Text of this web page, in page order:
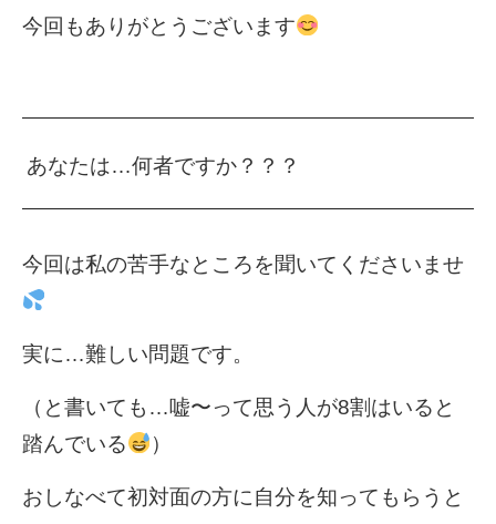
今回もありがとうございます
あなたは…何者ですか？？？
今回は私の苦手なところを聞いてくださいませ
実に…難しい問題です。
（と書いても…嘘〜って思う人が8割はいると
踏んでいる
）
おしなべて初対面の方に自分を知ってもらうと